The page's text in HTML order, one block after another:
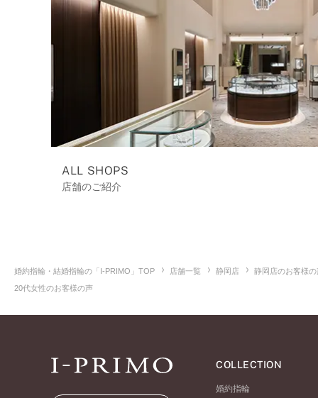
ALL SHOPS
店舗のご紹介
婚約指輪・結婚指輪の「I-PRIMO」TOP 店舗一覧 静岡店
静岡店のお客様
20代女性のお客様の声
COLLECTION
婚約指輪